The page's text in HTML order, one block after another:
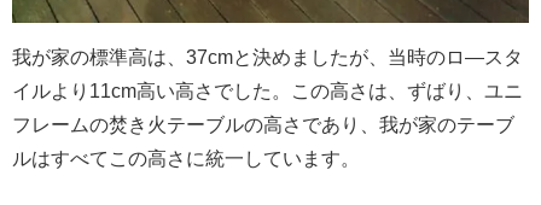
我が家の標準高は、37cmと決めましたが、当時のロ―スタ
イルより11cm高い高さでした。
この高さは、ずばり、ユニ
フレームの焚き火テーブルの高さであり、我が家のテーブ
ルはすべてこの高さに統一しています。